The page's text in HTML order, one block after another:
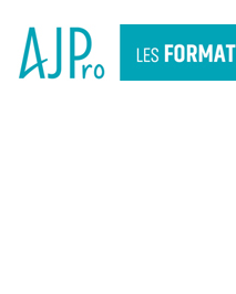
TIKTOK,